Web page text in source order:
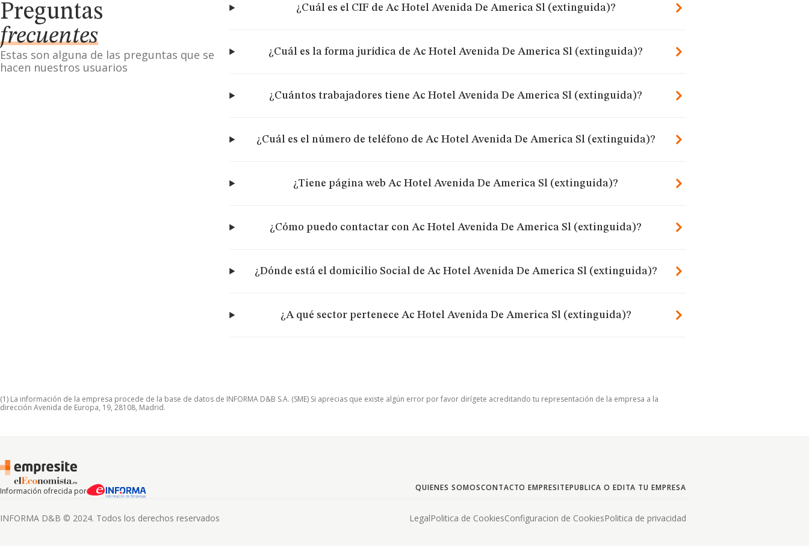
Preguntas
frecuentes
Estas son alguna de las preguntas que se
hacen nuestros usuarios
¿Cuál es el CIF de Ac Hotel Avenida De America Sl (extinguida)?
¿Cuál es la forma jurídica de Ac Hotel Avenida De America Sl (extinguida)?
¿Cuántos trabajadores tiene Ac Hotel Avenida De America Sl (extinguida)?
¿Cuál es el número de teléfono de Ac Hotel Avenida De America Sl (extinguida)?
¿Tiene página web Ac Hotel Avenida De America Sl (extinguida)?
¿Cómo puedo contactar con Ac Hotel Avenida De America Sl (extinguida)?
¿Dónde está el domicilio Social de Ac Hotel Avenida De America Sl (extinguida)?
¿A qué sector pertenece Ac Hotel Avenida De America Sl (extinguida)?
(1) La información de la empresa procede de la base de datos de INFORMA D&B S.A. (SME) Si aprecias que existe algún error por favor dirígete acreditando tu representación de la empresa a la
dirección Avenida de Europa, 19, 28108, Madrid.
Información ofrecida por QUIENES SOMOSCONTACTO EMPRESITEPUBLICA O EDITA TU EMPRESA
INFORMA D&B © 2024. Todos los derechos reservados LegalPolitica de CookiesConfiguracion de CookiesPolitica de privacidad